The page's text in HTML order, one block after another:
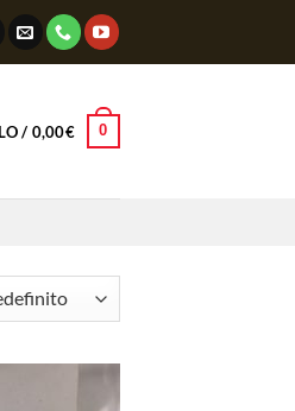
/ 0,00€ 0